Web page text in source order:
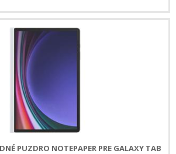
PUZDRO NOTEPAPER PRE GALAXY TAB